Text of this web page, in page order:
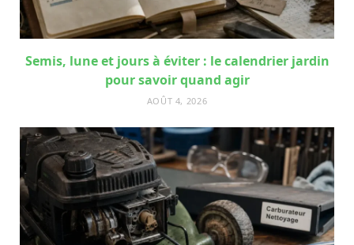
Semis, lune et jours à éviter : le calendrier jardin
pour savoir quand agir
AOÛT 4, 2026